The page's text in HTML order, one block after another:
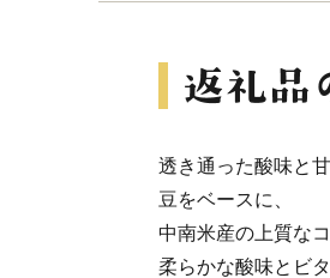
透き通った酸味と
豆をベースに、
中南米産の上質な
柔らかな酸味とビ